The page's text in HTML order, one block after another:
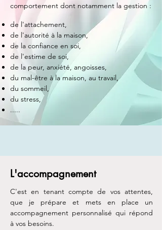
comportement dont notamment la gestion :
de l'attachement,
de l'autorité à la maison,
de la confiance en soi,
de l'estime de soi,
de la peur, anxiété, angoisses,
du mal-être à la maison, au travail,
du sommeil,
du stress,
.....
L'accompagnement
​C'est en tenant compte de vos attentes,
que je prépare et mets en place un
accompagnement personnalisé qui répond
à vos besoins.